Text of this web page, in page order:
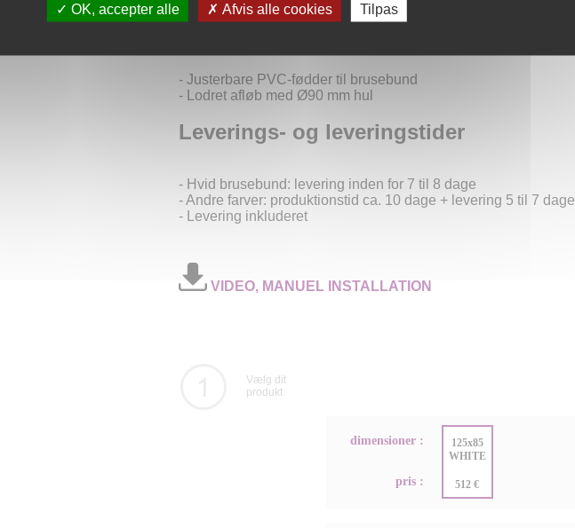
Tilgængelige muligheder
- Justerbare PVC-fødder til brusebund
- Lodret afløb med Ø90 mm hul
Leverings- og leveringstider
- Hvid brusebund: levering inden for 7 til 8 dage
- Andre farver: produktionstid ca. 10 dage + levering 5 til 7 dage
- Levering inkluderet
VIDEO, MANUEL INSTALLATION
Vælg dit
produkt
dimensioner :
pris :
125x85
WHITE
512 €
OK, accepter alle Afvis alle cookies Tilpas